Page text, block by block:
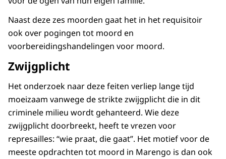
Naast deze zes moorden gaat het in het requisitoir
ook over pogingen tot moord en
voorbereidingshandelingen voor moord.
Zwijgplicht
Het onderzoek naar deze feiten verliep lange tijd
moeizaam vanwege de strikte zwijgplicht die in dit
criminele milieu wordt gehanteerd. Wie deze
zwijgplicht doorbreekt, heeft te vrezen voor
represailles: “wie praat, die gaat”. Het motief voor de
meeste opdrachten tot moord in Marengo is dan ook